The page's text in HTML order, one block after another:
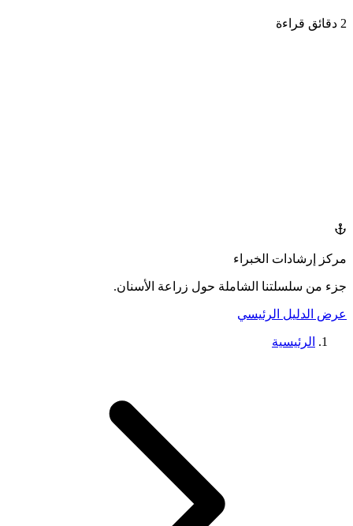
2 دقائق قراءة
مركز إرشادات الخبراء
جزء من سلسلتنا الشاملة حول زراعة الأسنان.
عرض الدليل الرئيسي
الرئيسية